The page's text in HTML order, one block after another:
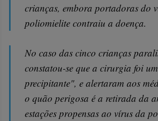
crianças, embora portadoras do
poliomielite contraiu a doença.
No caso das cinco crianças
constatou-se que a cirurgia foi
precipitante", e alertaram aos
o quão perigosa é a retirada da
estações propensas ao vírus da